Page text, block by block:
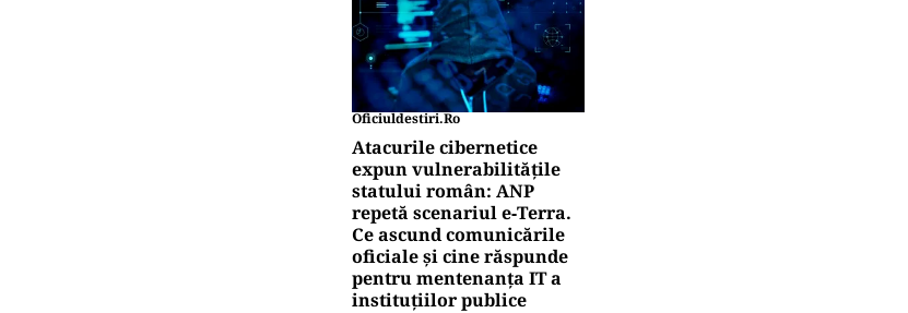
Oficiuldestiri.ro
Atacurile cibernetice
expun vulnerabilitățile
statului român: ANP
repetă scenariul e‑Terra.
Ce ascund comunicările
oficiale și cine răspunde
pentru mentenanța IT a
instituțiilor publice